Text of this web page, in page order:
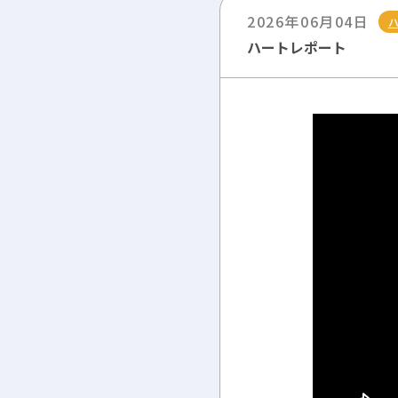
2026年06月04日
ハートレポート